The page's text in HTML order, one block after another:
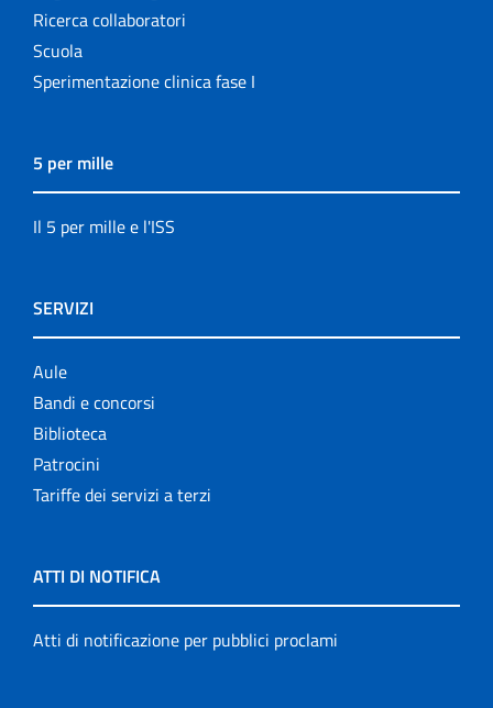
Ricerca collaboratori
Scuola
Sperimentazione clinica fase I
5 per mille
Il 5 per mille e l'ISS
SERVIZI
Aule
Bandi e concorsi
Biblioteca
Patrocini
Tariffe dei servizi a terzi
ATTI DI NOTIFICA
Atti di notificazione per pubblici proclami